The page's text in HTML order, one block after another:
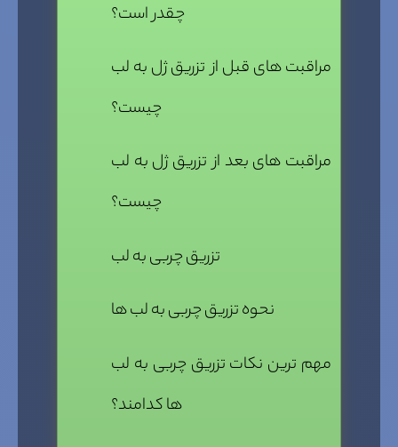
چقدر است؟
مراقبت های قبل از تزریق ژل به لب
چیست؟
مراقبت های بعد از تزریق ژل به لب
چیست؟
تزریق چربی به لب
نحوه تزریق چربی به لب ها
مهم ترین نکات تزریق چربی به لب
ها کدامند؟